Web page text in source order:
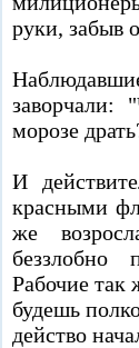
руки, забыв
морозе
И
красными
же
Рабочие так
будешь
действо